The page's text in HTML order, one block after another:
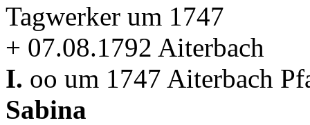
Tagwerker um 1747
+ 07.08.1792 Aiterbach
I. oo um 1747 Aiterbach
Sabina